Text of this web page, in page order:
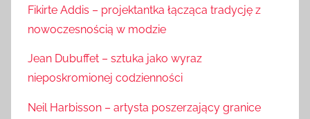
Fikirte Addis – projektantka łącząca tradycję z
nowoczesnością w modzie
Jean Dubuffet – sztuka jako wyraz
nieposkromionej codzienności
Neil Harbisson – artysta poszerzający granice